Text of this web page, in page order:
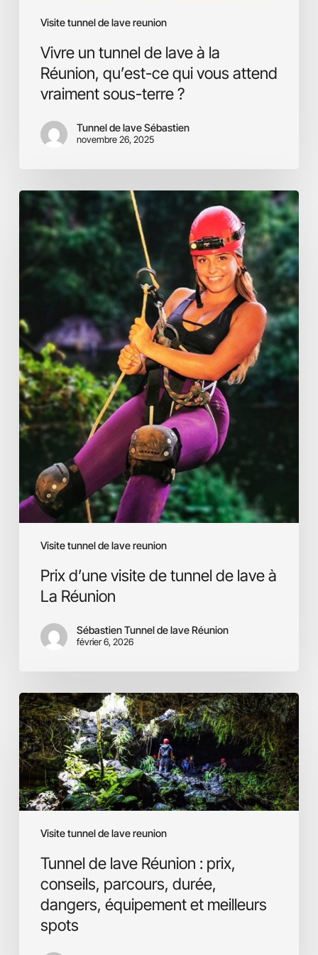
Visite tunnel de lave reunion
attend
vraiment
sous-
Vivre un tunnel de lave à la
Réunion, qu’est-ce qui vous attend
vraiment sous-terre ?
Tunnel de lave Sébastien
novembre 26, 2025
Visite tunnel de lave reunion
Prix
d’une
visite
tunnel
à
La
Réunion
Prix d’une visite de tunnel de lave à
La Réunion
Sébastien Tunnel de lave Réunion
février 6, 2026
Visite tunnel de lave reunion
Tunnel
de
lave
Réunion
:
prix,
conseils,
durée,
dangers,
équipement
meilleurs
spots
Tunnel de lave Réunion : prix,
conseils, parcours, durée,
dangers, équipement et meilleurs
spots